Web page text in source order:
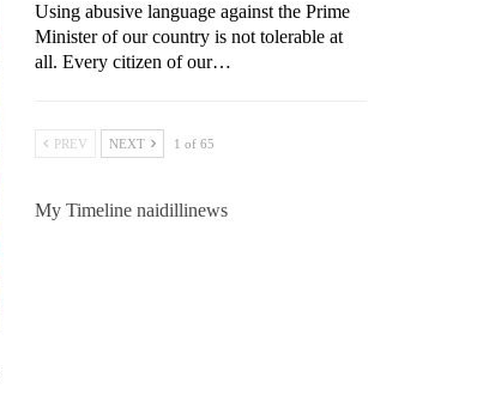
Using abusive language against the Prime
Minister of our country is not tolerable at
all. Every citizen of our…
PREV NEXT 1 of 65
My Timeline naidillinews